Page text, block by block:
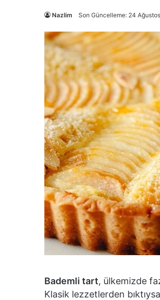
Nazlim Son Güncelleme: 24
Bademli tart, ülkemizde
Klasik lezzetlerden